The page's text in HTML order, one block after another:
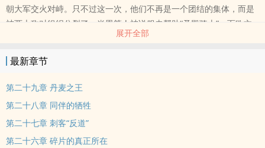
朝大军交火对峙。只不过这一次，他们不再是一个团结的集体，而是
被两大敌对组织分裂了。肖恩等人被说服去帮助“圣殿骑士”，而欧文
和哈维尔则继续追随“刺客兄弟会”。朋友间的反目和姐弟间的嫌隙在
是蒙古大军的铁骑却从未因此而退怯。在战火纷飞的古代中国，欧文
和朋友们分别进入了各自祖先的记忆，并且不知情的情况下，在战争
动权。当他们取道中国，不经意间在罕儿合勒敦山重逢时，意外发生
了，第二件戟刃竟然创造出不论是圣殿骑士还是刺客兄弟会都没有料
到的巨大威胁。事已至此，刺客兄弟会与圣殿骑士只能携手合作找出
展开全部
最新章节
第二十九章 丹麦之王
第二十八章 同伴的牺牲
第二十七章 刺客“反道”
第二十六章 碎片的真正所在